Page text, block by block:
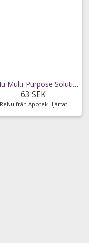
ReNu Multi-Purpose Solution Linsvätska 240ml
63 SEK
ReNu från Apotek Hjärtat